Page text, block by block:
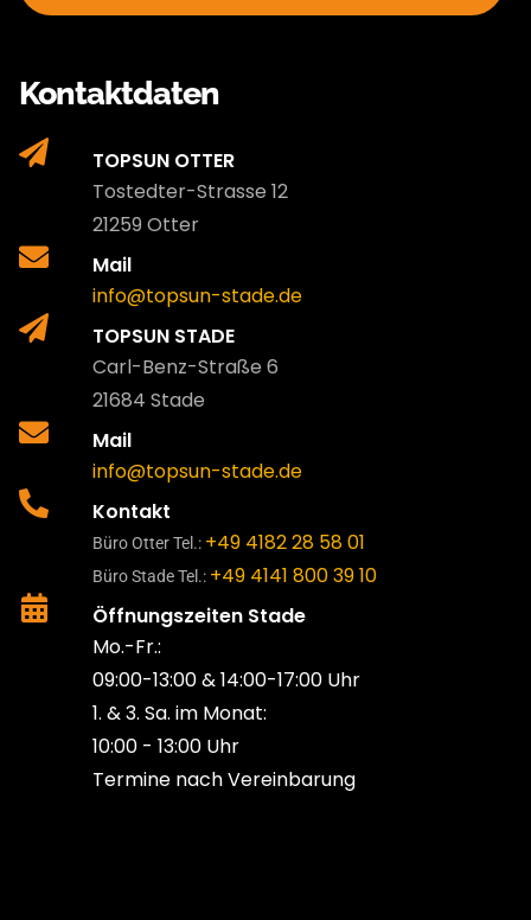
Kontaktdaten
TOPSUN OTTER
Tostedter-Strasse 12
21259 Otter
Mail
info@topsun-stade.de
TOPSUN STADE
Carl-Benz-Straße 6
21684 Stade
Mail
info@topsun-stade.de
Kontakt
Büro Otter Tel.: +49 4182 28 58 01
Büro Stade Tel.: +49 4141 800 39 10
Öffnungszeiten Stade
Mo.-Fr.:
09:00-13:00 & 14:00-17:00 Uhr
1. & 3. Sa. im Monat:
10:00 - 13:00 Uhr
Termine nach Vereinbarung